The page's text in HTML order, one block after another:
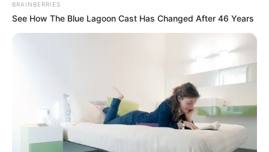
BRAINBERRIES
See How The Blue Lagoon Cast Has Changed After 46 Years